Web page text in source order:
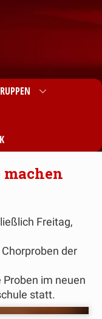
machen
Freitag,
der
im neuen
statt.